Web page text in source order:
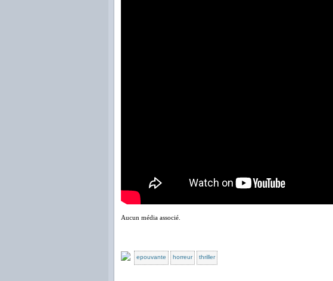
Aucun média associé.
epouvante horreur thriller